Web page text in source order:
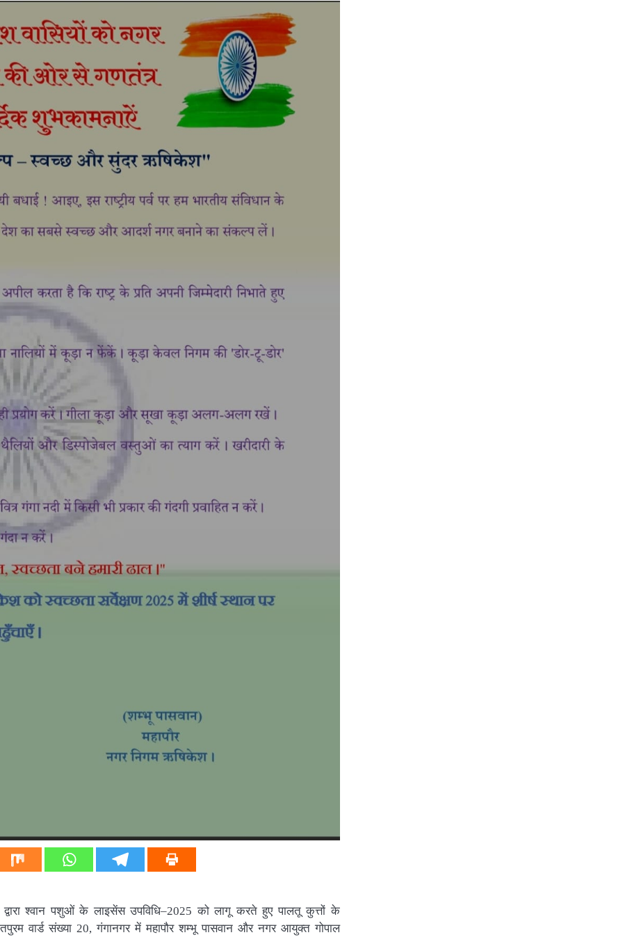
श्वान पशुओं के लाइसेंस उपविधि–2025 को लागू करते हुए पालतू कुत्तों के
संख्या 20, गंगानगर में महापौर शम्भू पासवान और नगर आयुक्त गोपाल